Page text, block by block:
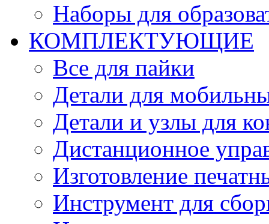
Наборы для
КОМПЛЕКТУЮЩИЕ
Все для пайки
Детали для
Детали и узлы для
Дистанционное
Изготовление
Инструмент для